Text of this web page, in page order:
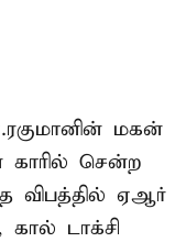
மகன்
சென்ற
விபத்தில் ஏஆர்
டாக்சி